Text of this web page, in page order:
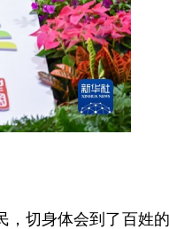
切身体会到了百姓